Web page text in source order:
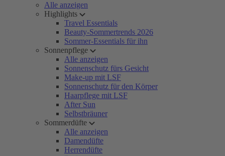
Alle anzeigen
Highlights
Travel Essentials
Beauty-Sommertrends 2026
Sommer-Essentials für ihn
Sonnenpflege
Alle anzeigen
Sonnenschutz fürs Gesicht
Make-up mit LSF
Sonnenschutz für den Körper
Haarpflege mit LSF
After Sun
Selbstbräuner
Sommerdüfte
Alle anzeigen
Damendüfte
Herrendüfte